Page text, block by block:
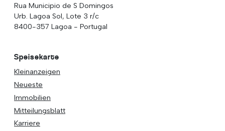
Rua Municipio de S Domingos
Urb. Lagoa Sol, Lote 3 r/c
8400-357 Lagoa - Portugal
Speisekarte
Kleinanzeigen
Neueste
Immobilien
Mitteilungsblatt
Karriere